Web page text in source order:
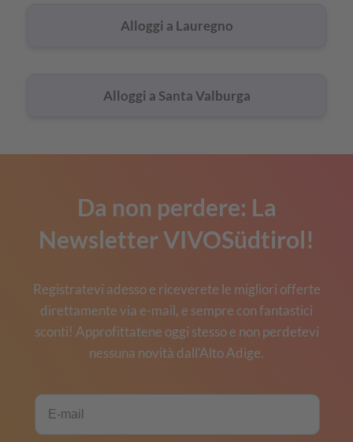
Alloggi a Lauregno
Alloggi a Santa Valburga
Da non perdere: La
Newsletter VIVOSüdtirol!
Registratevi adesso e riceverete le migliori offerte
direttamente via e-mail, e sempre con fantastici
sconti! Approfittatene oggi stesso e non perdetevi
nessuna novità dall'Alto Adige.